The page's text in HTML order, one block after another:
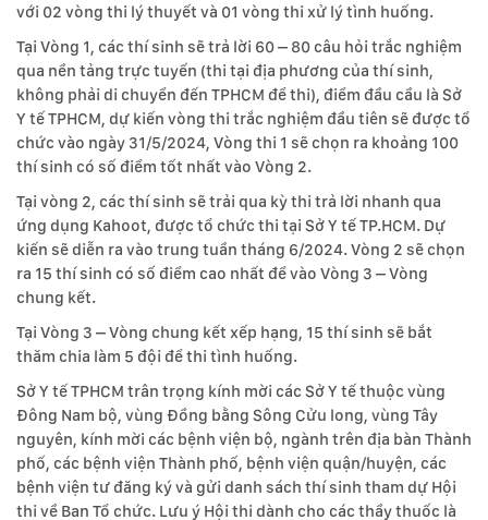
với 02 vòng thi lý thuyết và 01 vòng thi xử lý tình huống.
Tại Vòng 1, các thí sinh sẽ trả lời 60 – 80 câu hỏi trắc nghiệm
qua nền tảng trực tuyến (thi tại địa phương của thí sinh,
không phải di chuyển đến TPHCM để thi), điểm đầu cầu là Sở
Y tế TPHCM, dự kiến vòng thi trắc nghiệm đầu tiên sẽ được tổ
chức vào ngày 31/5/2024, Vòng thi 1 sẽ chọn ra khoảng 100
thí sinh có số điểm tốt nhất vào Vòng 2.
Tại vòng 2, các thí sinh sẽ trải qua kỳ thi trả lời nhanh qua
ứng dụng Kahoot, được tổ chức thi tại Sở Y tế TP.HCM. Dự
kiến sẽ diễn ra vào trung tuần tháng 6/2024. Vòng 2 sẽ chọn
ra 15 thí sinh có số điểm cao nhất để vào Vòng 3 – Vòng
chung kết.
Tại Vòng 3 – Vòng chung kết xếp hạng, 15 thí sinh sẽ bắt
thăm chia làm 5 đội để thi tình huống.
Sở Y tế TPHCM trân trọng kính mời các Sở Y tế thuộc vùng
Đông Nam bộ, vùng Đồng bằng Sông Cửu long, vùng Tây
nguyên, kính mời các bệnh viện bộ, ngành trên địa bàn Thành
phố, các bệnh viện Thành phố, bệnh viện quận/huyện, các
bệnh viện tư đăng ký và gửi danh sách thí sinh tham dự Hội
thi về Ban Tổ chức. Lưu ý Hội thi dành cho các thầy thuốc là